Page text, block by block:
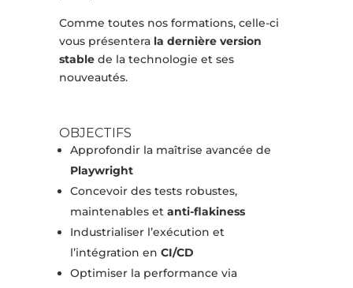
Comme toutes nos formations, celle-ci
vous présentera la dernière version
stablede la technologie et ses
nouveautés.
OBJECTIFS
Approfondir la maîtrise avancée de
Playwright
Concevoir des tests robustes,
maintenables et anti-flakiness
Industrialiser l’exécution et
l’intégration en CI/CD
Optimiser la performance via